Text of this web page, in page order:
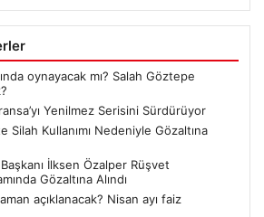
oynayacak mı? Salah Göztepe
Yenilmez Serisini Sürdürüyor
Silah Kullanımı Nedeniyle Gözaltına
İlksen Özalper Rüşvet
Gözaltına Alındı
açıklanacak? Nisan ayı faiz